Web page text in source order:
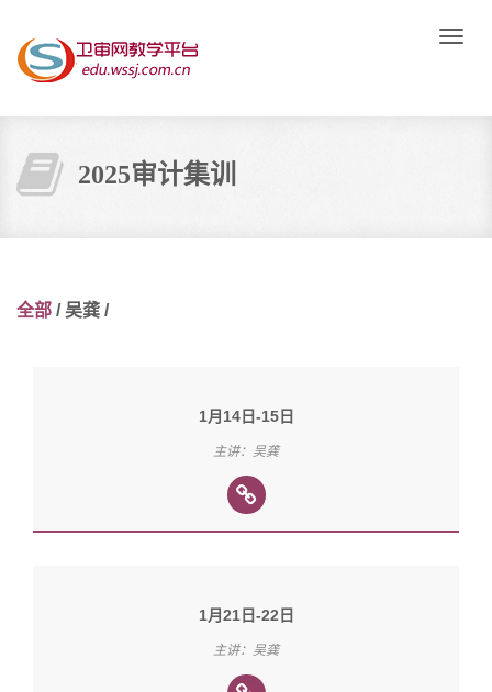
Toggle
2025审计集训
全部 / 吴龚 /
1月14日-15日
主讲：吴龚
1月21日-22日
主讲：吴龚